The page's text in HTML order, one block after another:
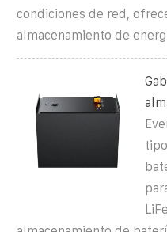
condiciones de red,
almacenamiento de